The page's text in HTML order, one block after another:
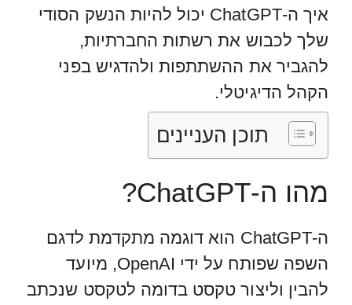
איך ה-ChatGPT יכול להיות הנשק הסודי
שלך לכבוש את רשתות החברתיות,
להגביר את ההשתתפות ולהדגיש בפני
הקהל הדיגיטלי.
תוכן העניינים
מהו ה-ChatGPT?
ה-ChatGPT הוא דוגמה מתקדמת לדגם
השפה שפותח על ידי OpenAI, מיועד
להבין וליצור טקסט בדומה לטקסט שנכתב